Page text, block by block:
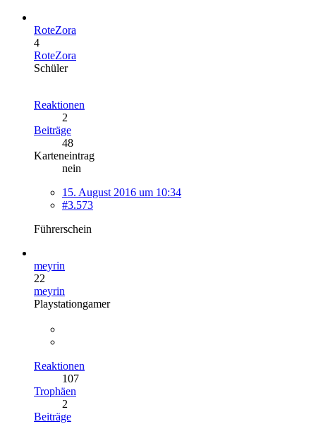
RoteZora
4
RoteZora
Schüler
Reaktionen
2
Beiträge
48
Karteneintrag
nein
15. August 2016 um 10:34
#3.573
Führerschein
meyrin
22
meyrin
Playstationgamer
Reaktionen
107
Trophäen
2
Beiträge